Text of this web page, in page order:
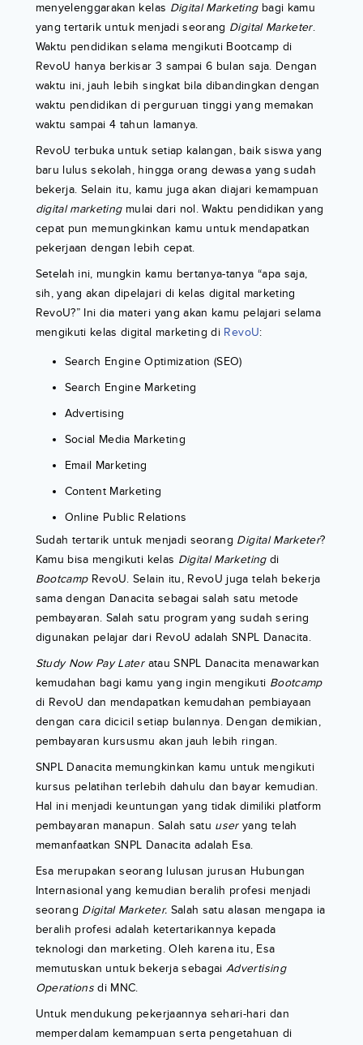
menyelenggarakan kelas Digital Marketingbagi kamu
yang tertarik untuk menjadi seorang Digital Marketer.
Waktu pendidikan selama mengikuti Bootcamp di
RevoU hanya berkisar 3 sampai 6 bulan saja. Dengan
waktu ini, jauh lebih singkat bila dibandingkan dengan
waktu pendidikan di perguruan tinggi yang memakan
waktu sampai 4 tahun lamanya.
RevoU terbuka untuk setiap kalangan, baik siswa yang
baru lulus sekolah, hingga orang dewasa yang sudah
bekerja. Selain itu, kamu juga akan diajari kemampuan
digital marketingmulai dari nol. Waktu pendidikan yang
cepat pun memungkinkan kamu untuk mendapatkan
pekerjaan dengan lebih cepat.
Setelah ini, mungkin kamu bertanya-tanya “apa saja,
sih, yang akan dipelajari di kelas digital marketing
RevoU?” Ini dia materi yang akan kamu pelajari selama
mengikuti kelas digital marketing di RevoU:
Search Engine Optimization (SEO)
Search Engine Marketing
Advertising
Social Media Marketing
Email Marketing
Content Marketing
Online Public Relations
Sudah tertarik untuk menjadi seorang Digital Marketer?
Kamu bisa mengikuti kelas Digital Marketingdi
BootcampRevoU. Selain itu, RevoU juga telah bekerja
sama dengan Danacita sebagai salah satu metode
pembayaran. Salah satu program yang sudah sering
digunakan pelajar dari RevoU adalah SNPL Danacita.
Study Now Pay Lateratau SNPL Danacita menawarkan
kemudahan bagi kamu yang ingin mengikuti Bootcamp
di RevoU dan mendapatkan kemudahan pembiayaan
dengan cara dicicil setiap bulannya. Dengan demikian,
pembayaran kursusmu akan jauh lebih ringan.
SNPL Danacita memungkinkan kamu untuk mengikuti
kursus pelatihan terlebih dahulu dan bayar kemudian.
Hal ini menjadi keuntungan yang tidak dimiliki platform
pembayaran manapun. Salah satu useryang telah
memanfaatkan SNPL Danacita adalah Esa.
Esa merupakan seorang lulusan jurusan Hubungan
Internasional yang kemudian beralih profesi menjadi
seorang Digital Marketer. Salah satu alasan mengapa ia
beralih profesi adalah ketertarikannya kepada
teknologi dan marketing. Oleh karena itu, Esa
memutuskan untuk bekerja sebagaiAdvertising
Operations di MNC.
Untuk mendukung pekerjaannya sehari-hari dan
memperdalam kemampuan serta pengetahuan di